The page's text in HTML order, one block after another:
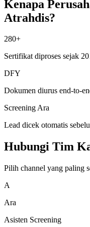
Kenapa
Atrahdis?
280+
Sertifikat diproses sejak
DFY
Dokumen diurus end-to-
Screening Ara
Lead dicek otomatis
Hubungi Tim
Pilih channel yang paling
A
Ara
Asisten Screening